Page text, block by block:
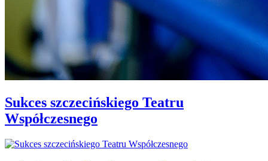
Sukces szczecińskiego Teatru
Współczesnego